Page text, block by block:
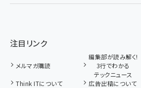
注目リンク
メルマガ購読
編集部が読み解く!
3行でわかる
テックニュース
Think ITについて 広告出稿について